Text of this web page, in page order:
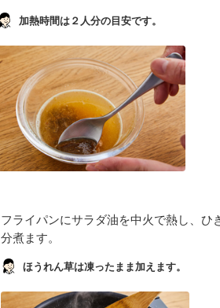
加熱時間は２人分の目安です。
フライパンにサラダ油を中火で熱し、
分煮ます。
ほうれん草は凍ったまま加えます。